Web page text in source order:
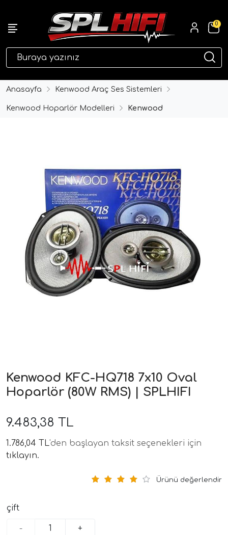
0
Anasayfa Kenwood Araç Ses Sistemleri
Kenwood Hoparlör Modelleri Kenwood
Kenwood KFC-HQ718 7x10 Oval
Hoparlör (80W RMS) | SPLHIFI
9.483,38 TL
1.786,04 TL'den başlayan taksit seçenekleri için
tıklayın.
Ürünü değerlendir
çift
- +